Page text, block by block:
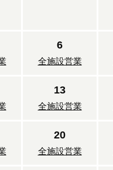
6
全施設営業
13
全施設営業
20
全施設営業